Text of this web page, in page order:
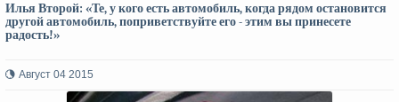
Илья Второй: «Те, у кого есть автомобиль, когда рядом остановится
другой автомобиль, поприветствуйте его - этим вы принесете
радость!»
Август 04 2015